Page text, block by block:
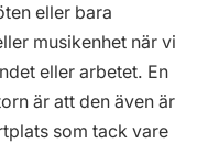
eller bara
musikenhet när vi
eller arbetet. En
är att den även är
som tack vare